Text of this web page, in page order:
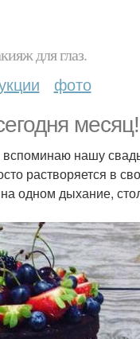
для глаз.
фото
месяц!
нашу
растворяется в
одном дыхание,